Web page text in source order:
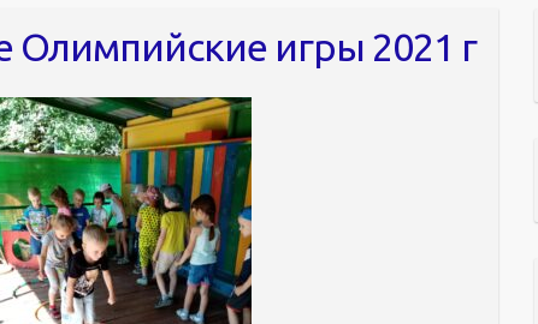
Олимпийские игры 2021 г